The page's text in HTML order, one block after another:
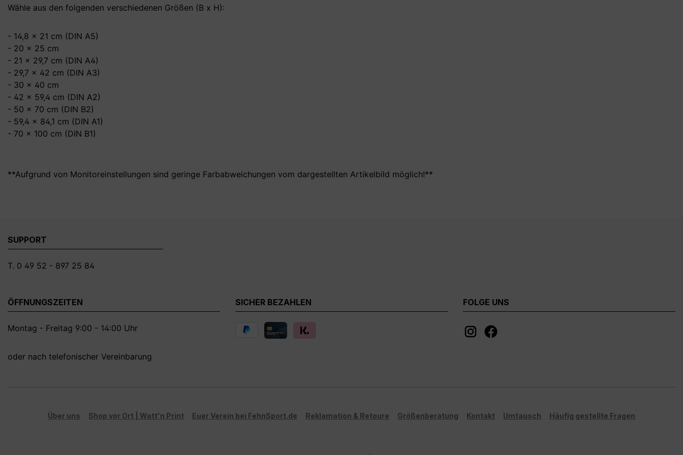
Wähle aus den folgenden verschiedenen Größen (B x H):
- 14,8 x 21 cm (DIN A5)
- 20 x 25 cm
- 21 x 29,7 cm (DIN A4)
- 29,7 x 42 cm (DIN A3)
- 30 x 40 cm
- 42 x 59,4 cm (DIN A2)
- 50 x 70 cm (DIN B2)
- 59,4 x 84,1 cm (DIN A1)
- 70 x 100 cm (DIN B1)
**Aufgrund von Monitoreinstellungen sind geringe Farbabweichungen vom dargestellten Artikelbild möglich!**
SUPPORT
T. 0 49 52 - 897 25 84
ÖFFNUNGSZEITEN
Montag - Freitag 9:00 - 14:00 Uhr
oder nach telefonischer Vereinbarung
SICHER BEZAHLEN FOLGE UNS
Über uns Shop vor Ort | Watt'n Print Euer Verein bei FehnSport.de Reklamation & Retoure Größenberatung Kontakt Umtausch Häufig gestellte Fragen